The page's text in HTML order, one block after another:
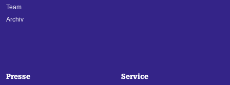
Team
Archiv
Presse Service